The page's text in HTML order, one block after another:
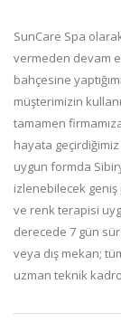
SunCare Spa
vermeden devam
bahçesine
müşterimizin
tamamen
hayata
uygun formda
izlenebilecek
ve renk terapisi
derecede 7 gün
veya dış mekan;
uzman teknik